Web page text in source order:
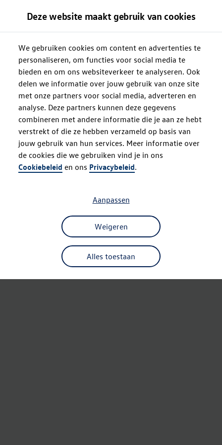
Deze website maakt gebruik van cookies
We gebruiken cookies om content en advertenties te
personaliseren, om functies voor social media te
bieden en om ons websiteverkeer te analyseren. Ook
delen we informatie over jouw gebruik van onze site
met onze partners voor social media, adverteren en
analyse. Deze partners kunnen deze gegevens
combineren met andere informatie die je aan ze hebt
verstrekt of die ze hebben verzameld op basis van
jouw gebruik van hun services. Meer informatie over
de cookies die we gebruiken vind je in ons
Cookiebeleid en ons Privacybeleid.
Alles toestaan
Weigeren
Aanpassen
Oops!
Something went wrong. Please try
refreshing the app
Refresh